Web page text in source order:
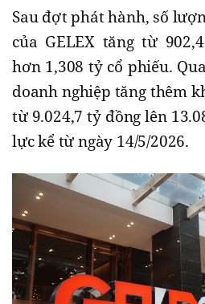
Sau đợt phát hành, số
của GELEX tăng từ
hơn 1,308 tỷ cổ phiếu.
doanh nghiệp tăng thêm
từ 9.024,7 tỷ đồng lên
lực kể từ ngày 14/5/2026.